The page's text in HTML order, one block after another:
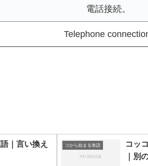
電話接続。
Telephone
｜言い換え
コから始まる単語
コッ
｜別